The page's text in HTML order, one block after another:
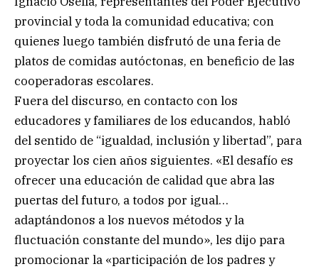
provincial y toda la comunidad educativa; con
quienes luego también disfrutó de una feria de
platos de comidas autóctonas, en beneficio de las
cooperadoras escolares.
Fuera del discurso, en contacto con los
educadores y familiares de los educandos, habló
del sentido de “igualdad, inclusión y libertad”, para
proyectar los cien años siguientes. «El desafío es
ofrecer una educación de calidad que abra las
puertas del futuro, a todos por igual…
adaptándonos a los nuevos métodos y la
fluctuación constante del mundo», les dijo para
promocionar la «participación de los padres y